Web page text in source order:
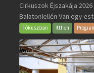
Éjszakája
2026
bejegyzéshez
Cirkuszok Éjszakája
Balatonlellén Van egy
Fókuszban Itthon